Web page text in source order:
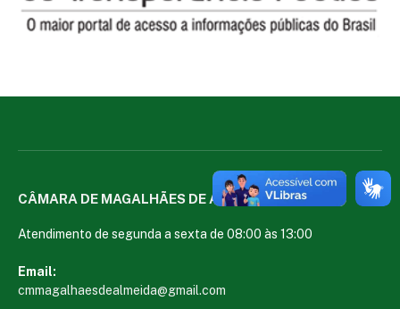
CÂMARA DE MAGALHÃES DE ALMEIDA
Atendimento de segunda a sexta de 08:00 às 13:00
Email:
cmmagalhaesdealmeida@gmail.com